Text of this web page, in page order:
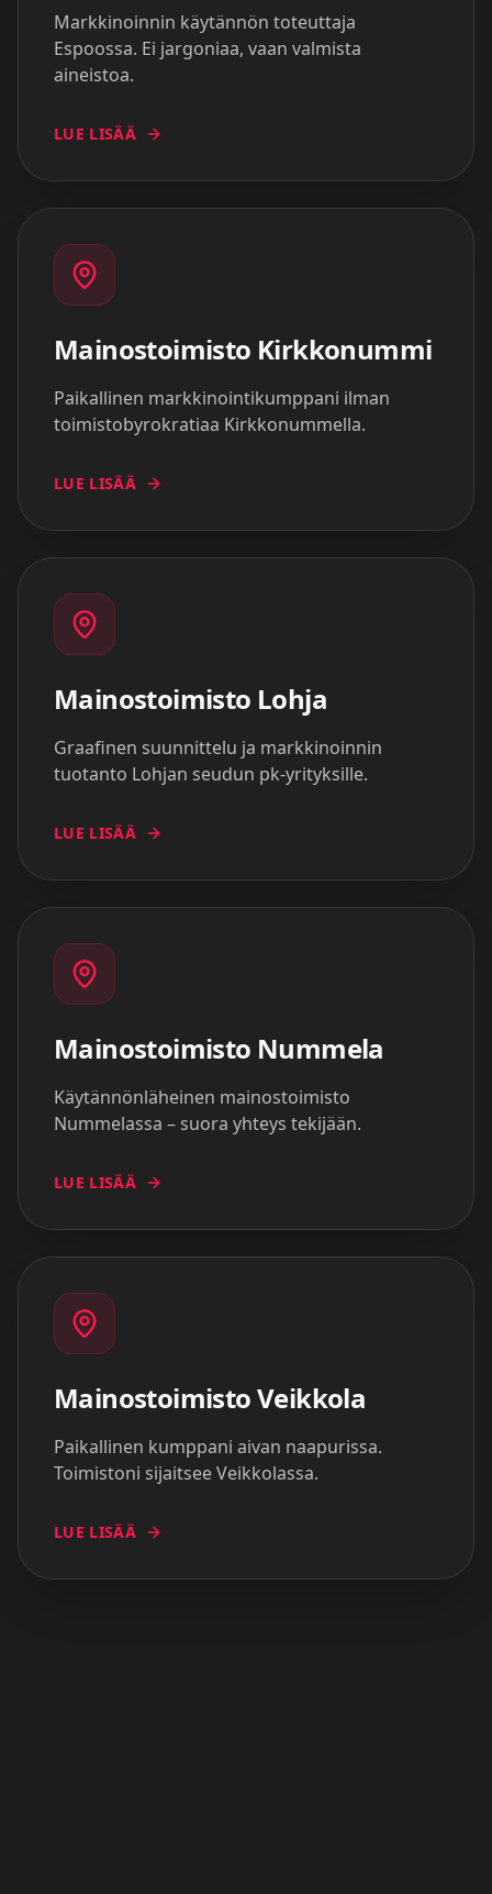
Markkinoinnin käytännön toteuttaja
Espoossa. Ei jargoniaa, vaan valmista
aineistoa.
LUE LISÄÄ
Mainostoimisto Kirkkonummi
Paikallinen markkinointikumppani ilman
toimistobyrokratiaa Kirkkonummella.
LUE LISÄÄ
Mainostoimisto Lohja
Graafinen suunnittelu ja markkinoinnin
tuotanto Lohjan seudun pk-yrityksille.
LUE LISÄÄ
Mainostoimisto Nummela
Käytännönläheinen mainostoimisto
Nummelassa – suora yhteys tekijään.
LUE LISÄÄ
MainostoimistoVeikkola
Paikallinen kumppani aivan naapurissa.
Toimistoni sijaitsee Veikkolassa.
LUE LISÄÄ